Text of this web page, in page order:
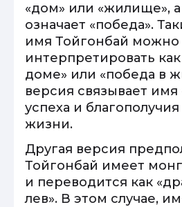
«дом» или «жилище», а
означает «победа».
имя Тойгонбай можно
интерпретировать
доме» или «победа в
версия связывает
успеха и
жизни.
Другая версия
Тойгонбай имеет
и переводится как
лев». В этом случае,